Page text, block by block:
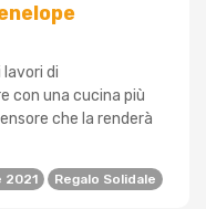
di
con una cucina più
che la renderà
2021 Regalo Solidale